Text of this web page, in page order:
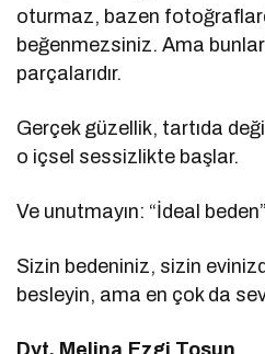
oturmaz, bazen
beğenmezsiniz. Ama
parçalarıdır.
Gerçek güzellik, tartıda
o içsel sessizlikte başlar.
Ve unutmayın: “İdeal
Sizin bedeniniz, sizin
besleyin, ama en çok da
Dyt. Melina Ezgi Tosun